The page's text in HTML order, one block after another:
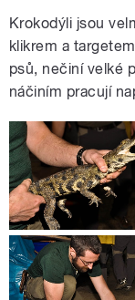
Krokodýli jsou
klikrem a
psů, nečiní velké
náčiním pracují